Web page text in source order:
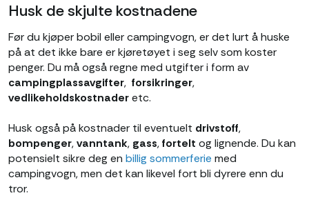
Husk de skjulte kostnadene
Før du kjøper bobil eller campingvogn, er det lurt å huske
på at det ikke bare er kjøretøyet i seg selv som koster
penger. Du må også regne med utgifter i form av
campingplassavgifter, forsikringer,
vedlikeholdskostnaderetc.
Husk også på kostnader til eventuelt drivstoff,
bompenger,vanntank, gass,fortelt og lignende. Du kan
potensielt sikre deg en billig sommerferie med
campingvogn, men det kan likevel fort bli dyrere enn du
tror.